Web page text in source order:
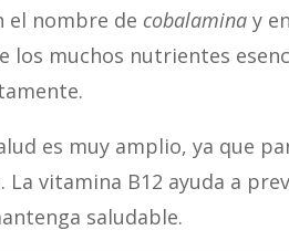
el nombre de cobalaminay
los muchos nutrientes
es muy amplio, ya que
La vitamina B12 ayuda a
saludable.